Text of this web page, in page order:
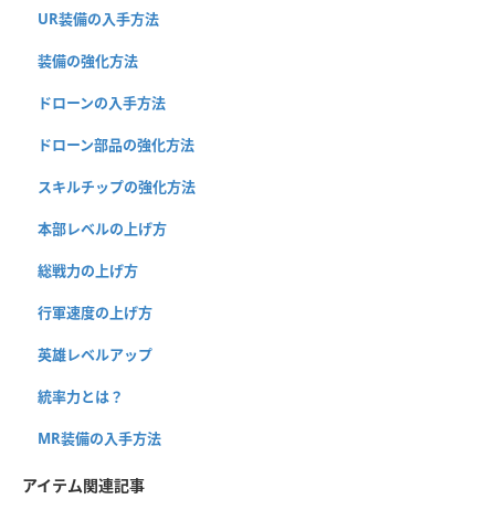
UR装備の入手方法
装備の強化方法
ドローンの入手方法
ドローン部品の強化方法
スキルチップの強化方法
本部レベルの上げ方
総戦力の上げ方
行軍速度の上げ方
英雄レベルアップ
統率力とは？
MR装備の入手方法
アイテム関連記事